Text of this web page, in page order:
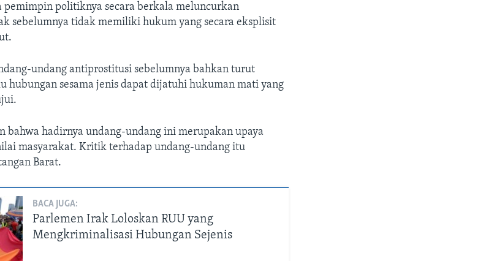
pemimpin politiknya secara berkala meluncurkan
sebelumnya tidak memiliki hukum yang secara eksplisit
undang antiprostitusi sebelumnya bahkan turut
hubungan sesama jenis dapat dijatuhi hukuman mati yang
bahwa hadirnya undang-undang ini merupakan upaya
masyarakat. Kritik terhadap undang-undang itu
Barat.
BACA JUGA:
Parlemen Irak Loloskan RUU yang
Mengkriminalisasi Hubungan Sejenis